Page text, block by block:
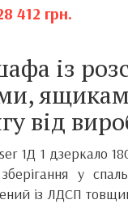
412 грн.
із
від
1Д 1 дзеркало
зберігання у
із ЛДСП